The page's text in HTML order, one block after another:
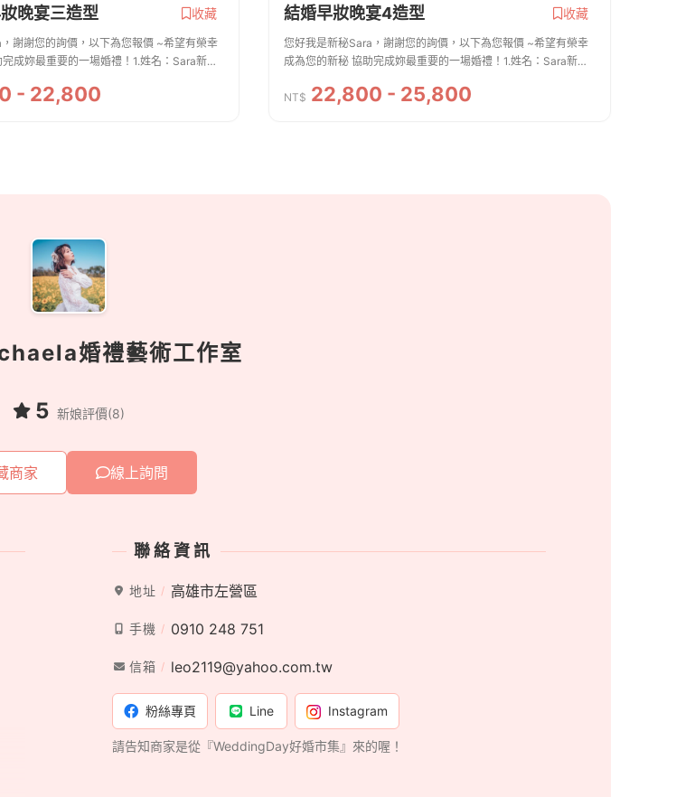
晚宴三造型 收藏
謝謝您的詢價，以下為您報價 ~希望有榮幸
型、安瓶、...
- 22,800
結婚早妝晚宴4造型 收藏
您好我是新秘Sara，謝謝您的詢價，以下為您報價 ~希望有榮幸
成為您的新秘 協助完成妳最重要的一場婚禮！1.姓名：Sara新娘
費用 ※新娘主妝＋造型、安瓶、...
NT$ 22,800 - 25,800
婚禮藝術工作室
5 新娘評價(8)
商家 線上詢問
聯絡資訊
地址 高雄市左營區
手機 0910 248 751
信箱 leo2119@yahoo.com.tw
粉絲專頁 Line Instagram
請告知商家是從『WeddingDay好婚市集』來的喔！